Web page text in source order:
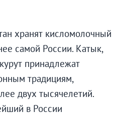
хранят кисломолочный
самой России. Катык,
принадлежат
традициям,
двух тысячелетий.
в России